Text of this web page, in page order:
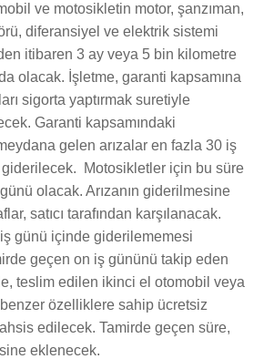
ve motosikletin motor, şanzıman,
diferansiyel ve elektrik sistemi
itibaren 3 ay veya 5 bin kilometre
olacak. İşletme, garanti kapsamına
sigorta yaptırmak suretiyle
Garanti kapsamındaki
gelen arızalar en fazla 30 iş
Motosikletler için bu süre
olacak. Arızanın giderilmesine
satıcı tarafından karşılanacak.
iş günü içinde giderilememesi
geçen on iş gününü takip eden
teslim edilen ikinci el otomobil veya
özelliklere sahip ücretsiz
edilecek. Tamirde geçen süre,
eklenecek.